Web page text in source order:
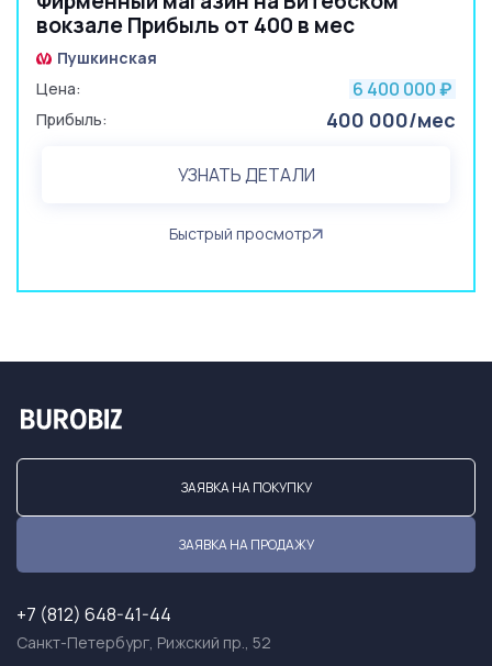
вокзале Прибыль от 400 в мес
Пушкинская
Цена:
6 400 000 ₽
Прибыль: 400 000/мес
УЗНАТЬ ДЕТАЛИ
Быстрый просмотр
ЗАЯВКА НА ПОКУПКУ
ЗАЯВКА НА ПРОДАЖУ
+7 (812) 648-41-44
Санкт-Петербург, Рижский пр., 52